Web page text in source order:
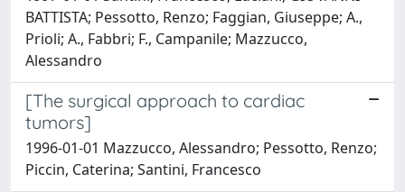
BATTISTA; Pessotto, Renzo; Faggian, Giuseppe; A.,
Prioli; A., Fabbri; F., Campanile; Mazzucco,
Alessandro
[The surgical approach to cardiac
tumors]
1996-01-01 Mazzucco, Alessandro; Pessotto, Renzo;
Piccin, Caterina; Santini, Francesco